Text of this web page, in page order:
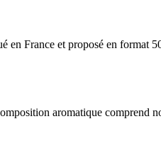
France et proposé en format
aromatique comprend